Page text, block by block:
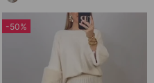
-50%